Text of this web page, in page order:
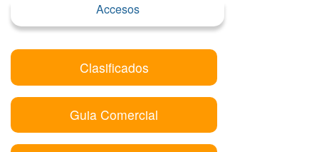
Accesos
Clasificados
Guia Comercial